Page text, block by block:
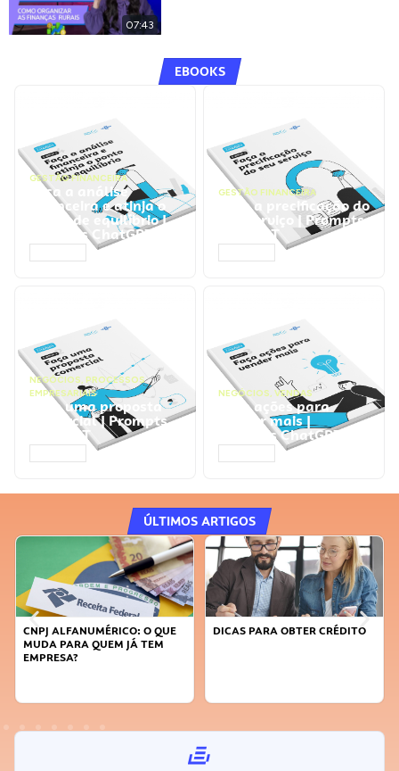
07:43
EBOOKS
GESTÃO FINANCEIRA
Faça a análise
financeira e atinja o
ponto de equilíbrio |
Prompts ChatGPT
GESTÃO FINANCEIRA
Faça a precificação do
seu serviço | Prompts
ChatGPT
NEGÓCIOS, PROCESSOS
EMPRESARIAIS
Faça uma proposta
comercial | Prompts
ChatGPT
NEGÓCIOS, VENDAS
Faça ações para
vender mais |
Prompts ChatGPT
ÚLTIMOS ARTIGOS
QUE
DICAS PARA OBTER CRÉDITO
FAÇA A DIFERENÇA: SEJA